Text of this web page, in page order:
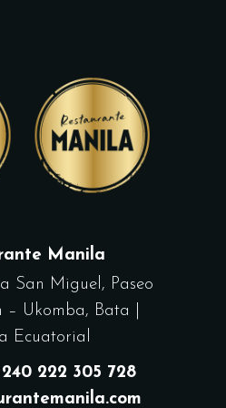
Manila
San Miguel, Paseo
Ukomba, Bata |
Ecuatorial
222 305 728